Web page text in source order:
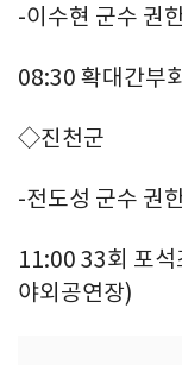
-이수현 군수 권
08:30 확대간부
◇진천군
-전도성 군수 권
11:00 33회 포석
야외공연장)